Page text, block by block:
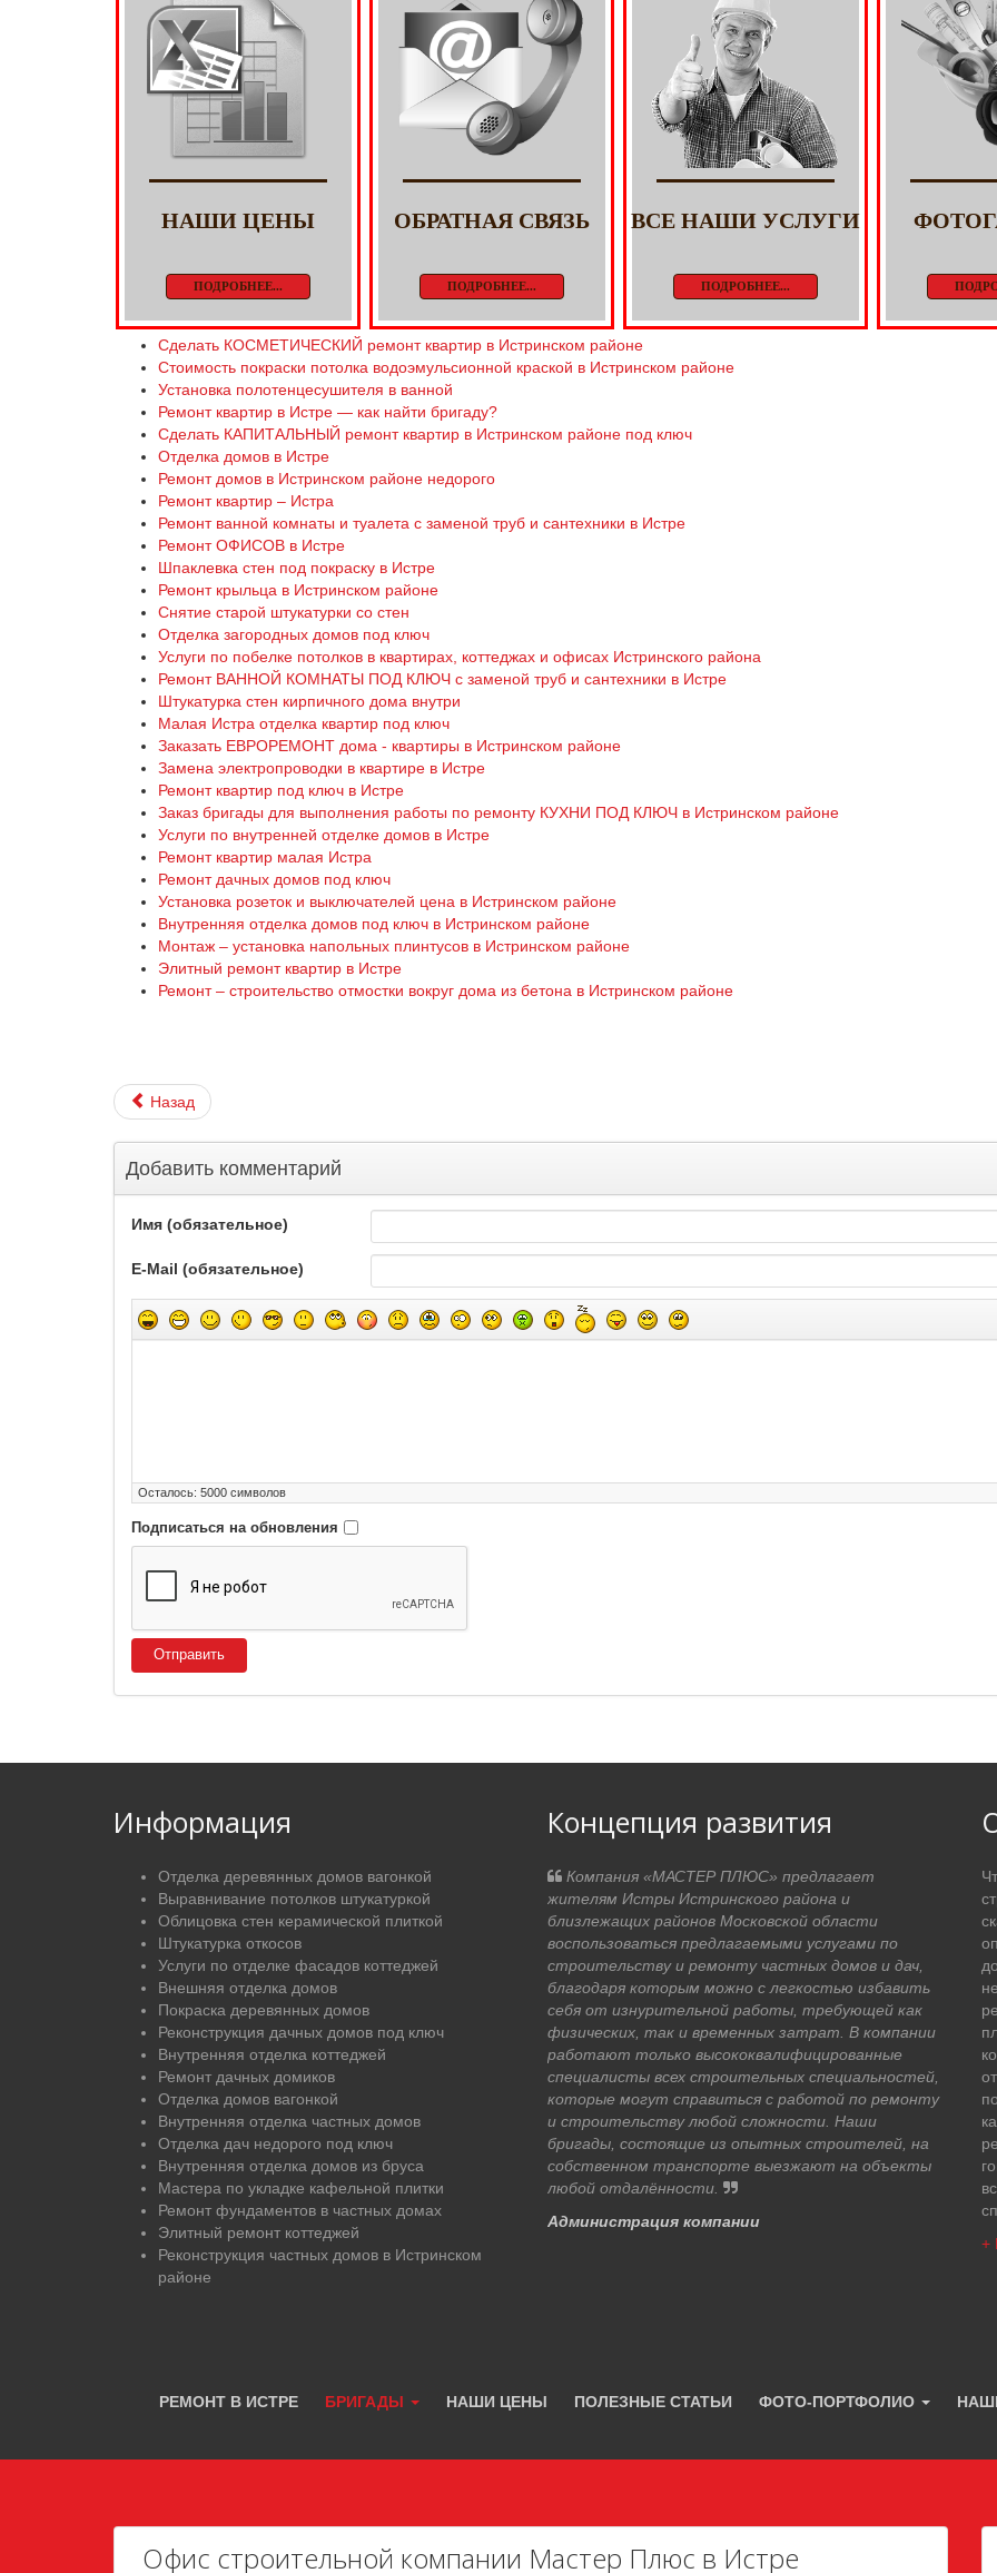
НАШИ ЦЕНЫ
ПОДРОБНЕЕ...
ОБРАТНАЯ СВЯЗЬ
ПОДРОБНЕЕ...
ВСЕ НАШИ УСЛУГИ
ПОДРОБНЕЕ...
Сделать КОСМЕТИЧЕСКИЙ ремонт квартир в Истринском районе
Стоимость покраски потолка водоэмульсионной краской в Истринском районе
Установка полотенцесушителя в ванной
Ремонт квартир в Истре — как найти бригаду?
Сделать КАПИТАЛЬНЫЙ ремонт квартир в Истринском районе под ключ
Отделка домов в Истре
Ремонт домов в Истринском районе недорого
Ремонт квартир – Истра
Ремонт ванной комнаты и туалета с заменой труб и сантехники в Истре
Ремонт ОФИСОВ в Истре
Шпаклевка стен под покраску в Истре
Ремонт крыльца в Истринском районе
Снятие старой штукатурки со стен
Отделка загородных домов под ключ
Услуги по побелке потолков в квартирах, коттеджах и офисах Истринского района
Ремонт ВАННОЙ КОМНАТЫ ПОД КЛЮЧ с заменой труб и сантехники в Истре
Штукатурка стен кирпичного дома внутри
Малая Истра отделка квартир под ключ
Заказать ЕВРОРЕМОНТ дома - квартиры в Истринском районе
Замена электропроводки в квартире в Истре
Ремонт квартир под ключ в Истре
Заказ бригады для выполнения работы по ремонту КУХНИ ПОД КЛЮЧ в Истринском районе
Услуги по внутренней отделке домов в Истре
Ремонт квартир малая Истра
Ремонт дачных домов под ключ
Установка розеток и выключателей цена в Истринском районе
Внутренняя отделка домов под ключ в Истринском районе
Монтаж – установка напольных плинтусов в Истринском районе
Элитный ремонт квартир в Истре
Ремонт – строительство отмостки вокруг дома из бетона в Истринском районе
Назад
Добавить комментарий
Имя (обязательное)
E-Mail (обязательное)
Осталось: 5000 символов
Подписаться на обновления
Отправить
Информация
Отделка деревянных домов вагонкой
Выравнивание потолков штукатуркой
Облицовка стен керамической плиткой
Штукатурка откосов
Услуги по отделке фасадов коттеджей
Внешняя отделка домов
Покраска деревянных домов
Реконструкция дачных домов под ключ
Внутренняя отделка коттеджей
Ремонт дачных домиков
Отделка домов вагонкой
Внутренняя отделка частных домов
Отделка дач недорого под ключ
Внутренняя отделка домов из бруса
Мастера по укладке кафельной плитки
Ремонт фундаментов в частных домах
Элитный ремонт коттеджей
Реконструкция частных домов в Истринском
районе
Концепция развития
Компания «МАСТЕР ПЛЮС» предлагает
жителям Истры Истринского района и
близлежащих районов Московской области
воспользоваться предлагаемыми услугами по
строительству и ремонту частных домов и дач,
благодаря которым можно с легкостью избавить
себя от изнурительной работы, требующей как
физических, так и временных затрат. В компании
работают только высококвалифицированные
специалисты всех строительных специальностей,
которые могут справиться с работой по ремонту
и строительству любой сложности. Наши
бригады, состоящие из опытных строителей, на
собственном транспорте выезжают на объекты
любой отдалённости.
Администрация компании
+
РЕМОНТ В ИСТРЕ БРИГАДЫ НАШИ ЦЕНЫ ПОЛЕЗНЫЕ СТАТЬИ ФОТО-ПОРТФОЛИО
Офис строительной компании Мастер Плюс в Истре